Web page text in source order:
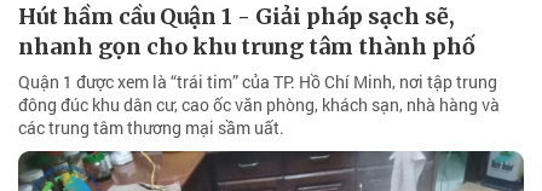
Hút hầm cầu Quận 1 - Giải pháp sạch sẽ,
nhanh gọn cho khu trung tâm thành phố
Quận 1 được xem là “trái tim” của TP. Hồ Chí Minh, nơi tập trung
đông đúc khu dân cư, cao ốc văn phòng, khách sạn, nhà hàng và
các trung tâm thương mại sầm uất.